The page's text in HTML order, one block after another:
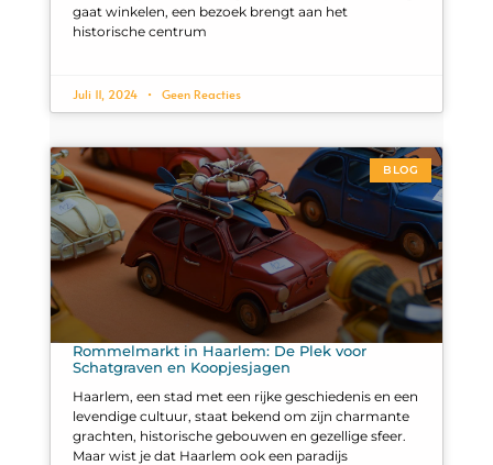
gaat winkelen, een bezoek brengt aan het
historische centrum
Juli 11, 2024 Geen Reacties
BLOG
Rommelmarkt in Haarlem: De Plek voor
Schatgraven en Koopjesjagen
Haarlem, een stad met een rijke geschiedenis en een
levendige cultuur, staat bekend om zijn charmante
grachten, historische gebouwen en gezellige sfeer.
Maar wist je dat Haarlem ook een paradijs